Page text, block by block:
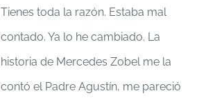
Tienes toda la razón. Estaba mal
contado. Ya lo he cambiado. La
historia de Mercedes Zobel me la
contó el Padre Agustín, me pareció